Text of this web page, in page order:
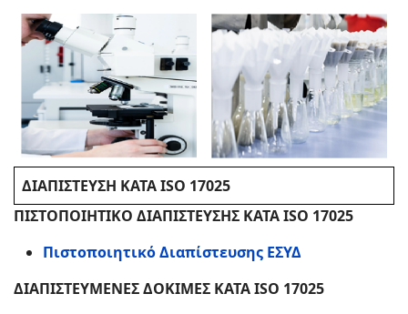
ΔΙΑΠΙΣΤΕΥΣΗ ΚΑΤΑ ISO 17025
ΠΙΣΤΟΠΟΙΗΤΙΚΟ ΔΙΑΠΙΣΤΕΥΣΗΣ ΚΑΤΑ ISO 17025
Πιστοποιητικό Διαπίστευσης ΕΣΥΔ
ΔΙΑΠΙΣΤΕΥΜΕΝΕΣ ΔΟΚΙΜΕΣ ΚΑΤΑ ISO 17025